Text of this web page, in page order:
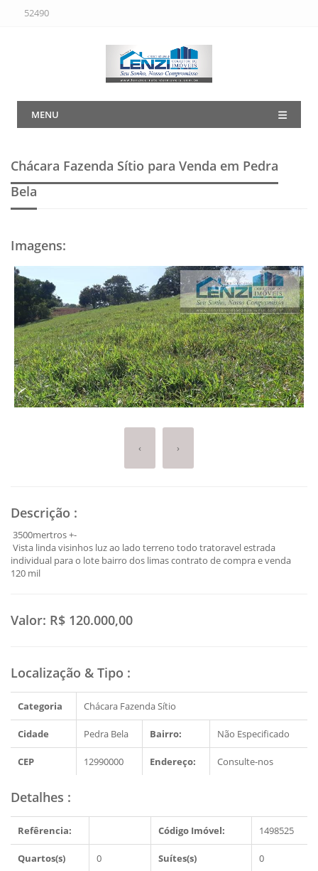
52490
MENU
Chácara Fazenda Sítio para Venda em Pedra
Bela
Imagens:
‹ ›
Descrição :
3500mertros +-
Vista linda visinhos luz ao lado terreno todo tratoravel estrada
individual para o lote bairro dos limas contrato de compra e venda
120 mil
Valor: R$ 120.000,00
Localização & Tipo :
Categoria Chácara Fazenda Sítio
Cidade Pedra Bela Bairro: Não Especificado
CEP 12990000 Endereço: Consulte-nos
Detalhes :
Refêrencia: Código Imóvel: 1498525
Quartos(s) 0 Suítes(s) 0